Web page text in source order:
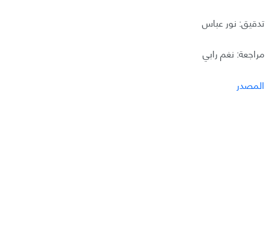
تدقيق: نور عباس
مراجعة: نغم رابي
المصدر